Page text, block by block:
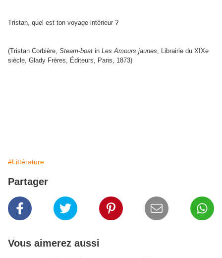
Tristan, quel est ton voyage intérieur ?
(Tristan Corbière, Steam-boat in Les Amours jaunes, Librairie du XIXe
siècle, Glady Frères, Éditeurs, Paris, 1873)
#Littérature
Partager
Vous aimerez aussi